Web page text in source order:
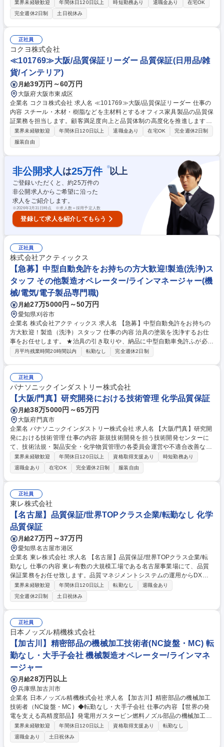
認、外部コンサル窓口、化学物質管理システムの運用保守等を担当。グロ
ーバル供給を支える重要ポジションです。 【業務詳細】■各国REACH(E
U, UK, トルコ, 中国, 韓国, 台湾)への化学物質登録等の対■各国輸入実績数
量の集計および法適合状況の確認■外部コンサルタントとの連絡窓口業務■
化学物質管理システムの維持管理 【魅力・キャリア】部門内に研究・製
造・販売・サプライチェーンを擁し、将来的には専門職の極みだけでなく
海外拠点や他部門のマネジャーなど柔軟なキャリア形成が可能です。 募集
職種 PA【東京/製品安全担当(海外化学物質規制対応)】手当充実/フレック
ス
業界未経験歓迎 年間休日120日以上 時短勤務あり 退職金あり
在宅OK
完全週休2日制
土日祝休み
正社員
コクヨ株式会社
≪101769≫大阪/品質保証リーダー 品質保証(日用品/雑
貨/インテリア)
月給39万円～60万円
大阪府大阪市東成区
企業名 コクヨ株式会社 求人名 ≪101769≫大阪/品質保証リーダー 仕事の
内容 スチール・木材・樹脂などを主材料とするオフィス家具製品の品質保
証業務を担当します。顧客満足度向上と品質体制の高度化を推進します。
既存製品から新分野製品、グローバル領域まで幅広く関わる重要なポジシ
ョン です。国内外の生産工場（約20拠点）に対する品質監査・改善指
導、顧客クレーム対応、不具合事象の原因分析と対策立案、新製品開発時
の評価・リスクチェック、品質規格の整備・見直し・運用、海外拠点の品
質基準整備や製造品質の改善などを担当。将来的には品質保証チームのグ
ループリーダーとして活躍いただきます。 募集職種 ≪101769≫大阪/品
質保証リーダー
業界未経験歓迎 年間休日120日以上 退職金あり 在宅OK
完全週休2日制
服装自由
非公開求人 は25万件 ※以上
ご登録いただくと、約25万件の
非公開求人からご希望に沿った
求人をご紹介します。
※2026年3月31日時点 ※求人数＝採用予定人数
登録して求人を紹介してもらう
正社員
株式会社アクティックス
【急募】中型自動免許をお持ちの方大歓迎!製造(洗浄)ス
タッフ その他製造オペレーター/ラインマネージャー(機
械/電気/電子製品専門職)
月給27万5000円～50万円
愛知県刈谷市
企業名 株式会社アクティックス 求人名 【急募】中型自動免許をお持ちの
方大歓迎！製造（洗浄）スタッフ 仕事の内容 治具の塗装を洗浄するお仕
事をお任せします。 ★治具の引き取りや、納品に中型自動車免許ふが必須
となります★ 主要取引先はトヨタ自動車株式会社です。 (1)洗浄後塗装治
乾燥させる(5)ショットブラストで細やかな塗装残りの除去や表面研磨及び
仕上げ(6)エアー払い(7)検品と数量確認 募集職種 【急募】中型自動免許を
お持ちの方大歓迎！製造（洗浄）スタッフ
月平均残業時間20時間以内 転勤なし 完全週休2日制
正社員
パナソニックインダストリー株式会社
【大阪/門真】研究開発における技術管理 化学品質保証
月給38万5000円～65万円
大阪府門真市
企業名 パナソニックインダストリー株式会社 求人名 【大阪/門真】研究開
発における技術管理 仕事の内容 新規技術開発を担う技術開発センターに
て、技術法規・製品安全・化学物質管理の各委員会運営や不適合改善など
の技術行政をハンドリングし、安全で確実な研究開発の推進と改善を実施
する技術管理課の業務です。 新規化学物質や試作評価設備を扱い不定形作
業が中心となる環境において、変化の多い法規制や技術コンプラへの対
応、開発進捗の管理など技術行政の管理機能強化を担います。具体的には
各BUの設計開発部門や上位組織であるPID技術本部と連携しながら、技術
行政組織の事務局として、技術法規や製品安全、化学物質管理などの各委
員会の運営および不適合の改善などに、技術者とともに対応し改善を実施
します。 募集職種 【大阪/門真】研究開発における技術管理
業界未経験歓迎 年間休日120日以上 資格取得支援あり
時短勤務あり
退職金あり
在宅OK 完全週休2日制 服装自由
正社員
東レ株式会社
【名古屋】品質保証/世界TOPクラス企業/転勤なし 化学
品質保証
月給27万円～37万円
愛知県名古屋市港区
企業名 東レ株式会社 求人名 【名古屋】品質保証/世界TOPクラス企業/転
勤なし 仕事の内容 東レ有数の大規模工場である名古屋事業場にて、品質
保証業務をお任せ致します。品質マネジメントシステムの運用からDX関
連業務まで、品質保証に関する幅広い経験が積める点が魅力です。 ※一般
職での採用です。 【詳細】顧客対応/ISO9001 等の品質マネジメントシス
テム対応/他部署・関係会社との連携対応/測定・分析業務/DX関連業務(品
証業務全般を担う) ※属人的な業務のデジタル化/効率化も進めており、や
る気次第で社外講習の機会も得ることが可能。 ※記載以外の品質保証業務
に関連する様々な業務も担当する可能性あり 【採用背景】品質が経営の優
先課題とされ、品質を重視する体制に変化していることに伴う増員募集で
す。 募集職種 【名古屋】品質保証/世界TOPクラス企業/転勤なし
業界未経験歓迎 年間休日120日以上 転勤なし
退職金あり
完全週休2日制
土日祝休み
正社員
日本ノッズル精機株式会社
【加古川】精密部品の機械加工技術者(NC旋盤・MC) 転
勤なし・大手子会社 機械製造オペレーター/ラインマネ
ージャー
月給28万円以上
兵庫県加古川市
企業名 日本ノッズル精機株式会社 求人名 【加古川】精密部品の機械加工
技術者（NC旋盤・MC）◆転勤なし・大手子会社 仕事の内容 【世界の発
電を支える高精度部品】発電用ガスタービン燃料ノズル部品の機械加工を
担当。NC旋盤・マシニングセンタを用いた段取りや加工条件の調整を行
います。 【具体的には】火力発電用大型ガスタービン・自家発電用小型ガ
スタービンに使われる『燃料ノズル関連部品』の機械加工。NC旋盤・マ
業界未経験歓迎 年間休日120日以上 資格取得支援あり
転勤なし
退職金あり
土日祝休み